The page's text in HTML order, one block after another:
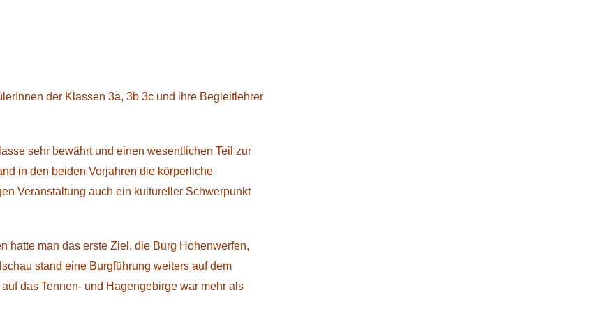
der Klassen 3a, 3b 3c und ihre Begleitlehrer
sehr bewährt und einen wesentlichen Teil zur
in den beiden Vorjahren die körperliche
Veranstaltung auch ein kultureller Schwerpunkt
hatte man das erste Ziel, die Burg Hohenwerfen,
stand eine Burgführung weiters auf dem
das Tennen- und Hagengebirge war mehr als